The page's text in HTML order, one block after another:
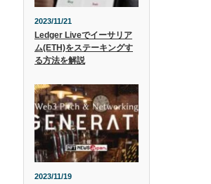
2023/11/21
Ledger Liveでイーサリア
ム(ETH)をステーキングす
る方法を解説
2023/11/19